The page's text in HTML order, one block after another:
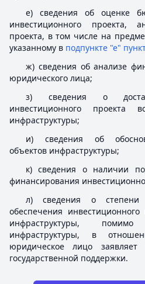
е) сведения об оценке
инвестиционного проекта,
проекта, в том числе на
указанному в подпункте "е"
ж) сведения об анализе
юридического лица;
з) сведения о
инвестиционного проекта
инфраструктуры;
и) сведения об
объектов инфраструктуры;
к) сведения о наличии
финансирования
л) сведения о степени
обеспечения
инфраструктуры,
инфраструктуры, в
юридическое лицо заявляет
государственной поддержки.